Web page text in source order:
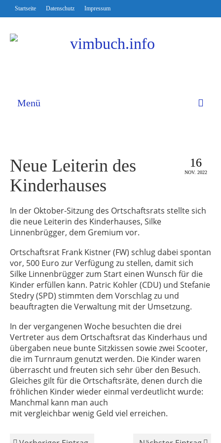
Startseite Datenschutz Impressum
Menü
16
NOV. 2022
Neue Leiterin des
Kinderhauses
In der Oktober-Sitzung des Ortschaftsrats stellte sich
die neue Leiterin des Kinderhauses, Silke
Linnenbrügger, dem Gremium vor.
Ortschaftsrat Frank Kistner (FW) schlug dabei spontan
vor, 500 Euro zur Verfügung zu stellen, damit sich
Silke Linnenbrügger zum Start einen Wunsch für die
Kinder erfüllen kann. Patric Kohler (CDU) und Stefanie
Stedry (SPD) stimmten dem Vorschlag zu und
beauftragten die Verwaltung mit der Umsetzung.
In der vergangenen Woche besuchten die drei
Vertreter aus dem Ortschaftsrat das Kinderhaus und
übergaben neue bunte Sitzkissen sowie zwei Scooter,
die im Turnraum genutzt werden. Die Kinder waren
überrascht und freuten sich sehr über den Besuch.
Gleiches gilt für die Ortschaftsräte, denen durch die
fröhlichen Kinder wieder einmal verdeutlicht wurde:
Manchmal kann man auch
mit vergleichbar wenig Geld viel erreichen.